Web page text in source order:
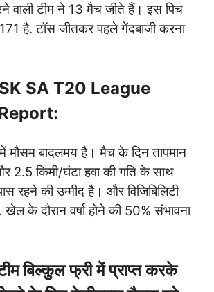
वाली टीम ने 13 मैच जीते हैं। इस पिच
है. टॉस जीतकर पहले गेंदबाजी करना
SA T20 League
में मौसम बादलमय है। मैच के दिन तापमान
2.5 किमी/घंटा हवा की गति के साथ
की उम्मीद है। और विजिबिलिटी
खेल के दौरान वर्षा होने की 50% संभावना
बिल्कुल फ्री में प्राप्त करके